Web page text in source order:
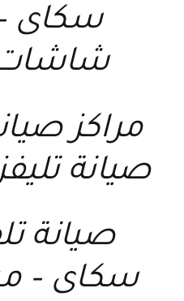
سكاى
مراكز
صيانة
صيانة
سكاى –